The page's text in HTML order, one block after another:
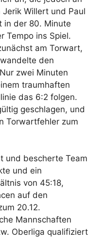
Willert und Paul
in der 80. Minute
Tempo ins Spiel.
am Torwart,
den
zwei Minuten
traumhaften
das 6:2 folgen.
geschlagen, und
Torwartfehler zum
und bescherte Team
und ein
von 45:18,
auf den
20.12.
Mannschaften
Oberliga qualifiziert